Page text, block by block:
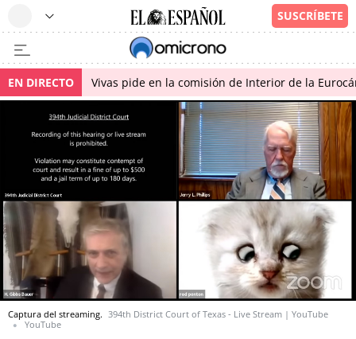
EN DIRECTO Vivas pide en la comisión de Interior de la
Captura del streaming. 394th District Court of Texas - Live Stream | YouTube
YouTube